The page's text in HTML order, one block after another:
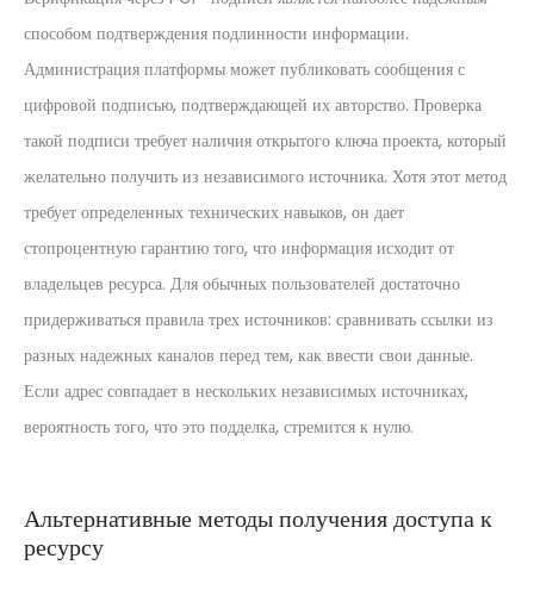
способом подтверждения подлинности информации.
Администрация платформы может публиковать сообщения с
цифровой подписью, подтверждающей их авторство. Проверка
такой подписи требует наличия открытого ключа проекта, который
желательно получить из независимого источника. Хотя этот метод
требует определенных технических навыков, он дает
стопроцентную гарантию того, что информация исходит от
владельцев ресурса. Для обычных пользователей достаточно
придерживаться правила трех источников: сравнивать ссылки из
разных надежных каналов перед тем, как ввести свои данные.
Если адрес совпадает в нескольких независимых источниках,
вероятность того, что это подделка, стремится к нулю.
Альтернативные методы получения доступа к
ресурсу